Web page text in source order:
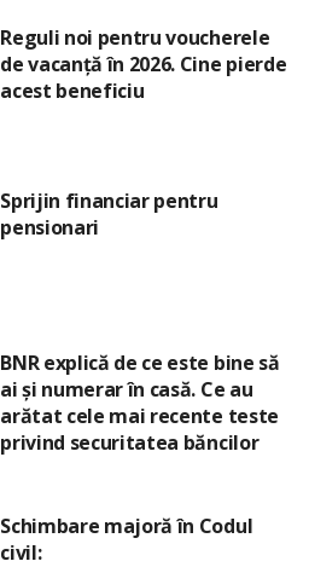
Reguli noi pentru voucherele
de vacanță în 2026. Cine pierde
acest beneficiu
Sprijin financiar pentru
pensionari
BNR explică de ce este bine să
ai și numerar în casă. Ce au
arătat cele mai recente teste
privind securitatea băncilor
Schimbare majoră în Codul
civil: